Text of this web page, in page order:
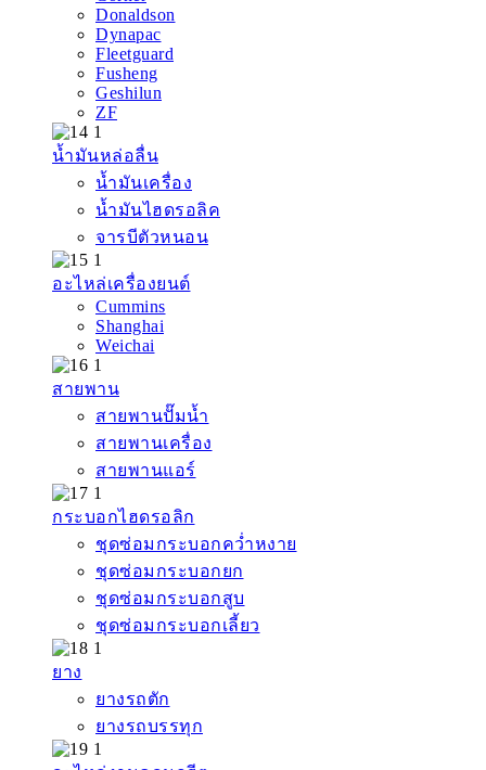
Donaldson
Dynapac
Fleetguard
Fusheng
Geshilun
ZF
น้ำมันหล่อลื่น
น้ำมันเครื่อง
น้ำมันไฮดรอลิค
จารบีตัวหนอน
อะไหล่เครื่องยนต์
Cummins
Shanghai
Weichai
สายพาน
สายพานปั๊มน้ำ
สายพานเครื่อง
สายพานแอร์
กระบอกไฮดรอลิก
ชุดซ่อมกระบอกคว่ำหงาย
ชุดซ่อมกระบอกยก
ชุดซ่อมกระบอกสูบ
ชุดซ่อมกระบอกเลี้ยว
ยาง
ยางรถตัก
ยางรถบรรทุก